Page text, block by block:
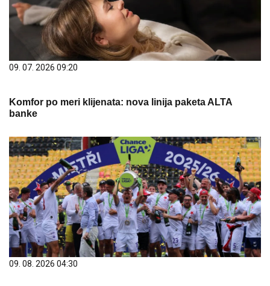
09. 07. 2026 09:20
Komfor po meri klijenata: nova linija paketa ALTA
banke
09. 08. 2026 04:30